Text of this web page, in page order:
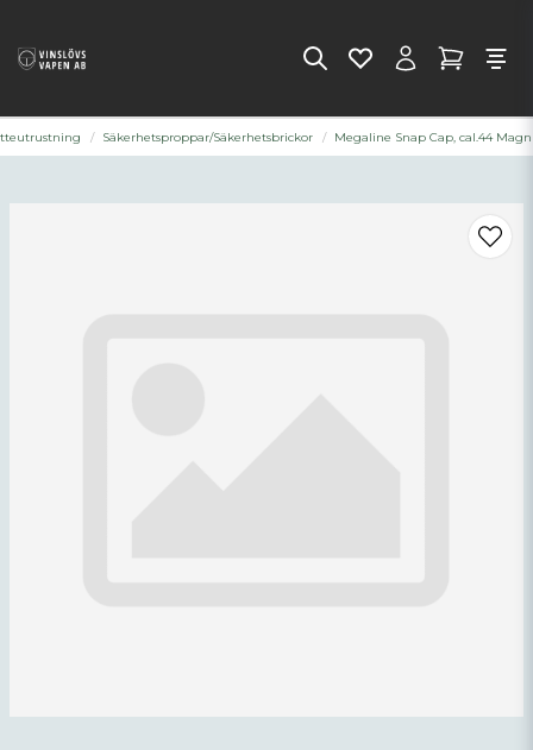
Säkerhetsproppar/Säkerhetsbrickor Megaline Snap Cap, cal.44